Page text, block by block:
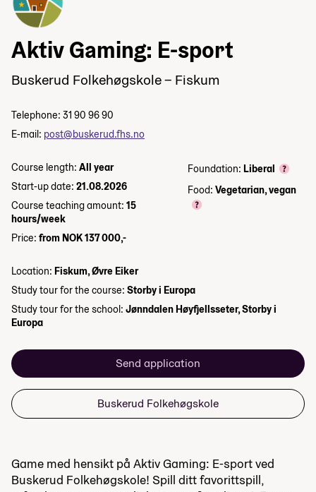
Aktiv Gaming: E-sport
Buskerud Folkehøgskole – Fiskum
Telephone: 31 90 96 90
E-mail: post@buskerud.fhs.no
Course length: All year
Start-up date: 21.08.2026
Course teaching amount: 15
hours/week
Price: from NOK 137 000,-
Foundation: Liberal
Food: Vegetarian, vegan
Location: Fiskum, Øvre Eiker
Study tour for the course: Storby i Europa
Study tour for the school: Jønndalen Høyfjellsseter, Storby i
Europa
Send application
Buskerud Folkehøgskole
Game med hensikt på Aktiv Gaming: E-sportved
Buskerud Folkehøgskole! Spill ditt favorittspill,